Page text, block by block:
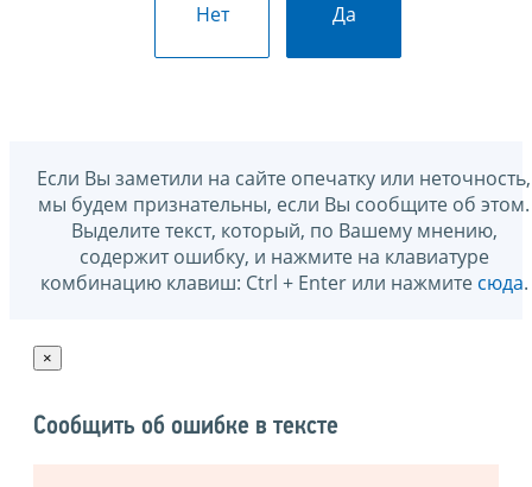
Нет Да
Если Вы заметили на сайте опечатку или неточность,
мы будем признательны, если Вы сообщите об этом.
Выделите текст, который, по Вашему мнению,
содержит ошибку, и нажмите на клавиатуре
комбинацию клавиш: Ctrl + Enter или нажмите сюда.
×
Сообщить об ошибке в тексте